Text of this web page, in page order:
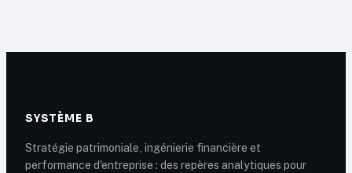
SYSTÈME B
Stratégie patrimoniale, ingénierie financière et
performance d'entreprise : des repères analytiques pour